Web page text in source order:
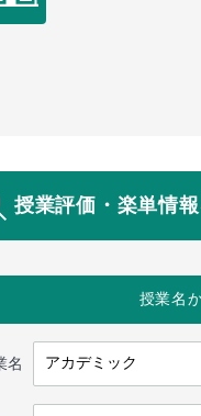
授業評価・楽単情
授業名
名